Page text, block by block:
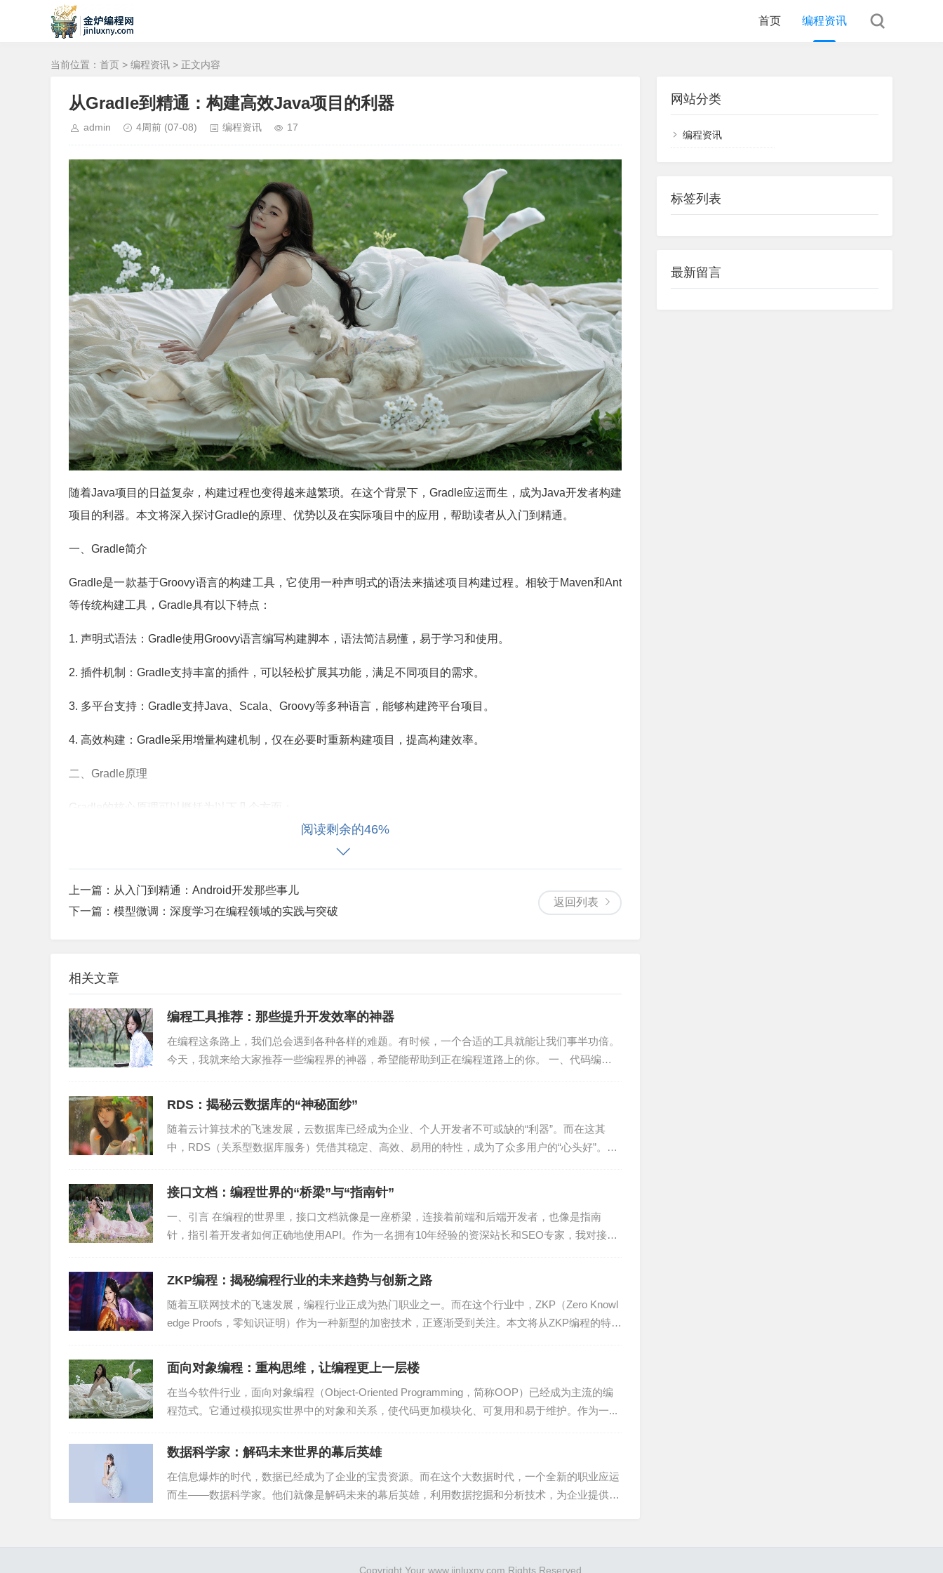
首页 编程资讯
当前位置： 首页 > 编程资讯 > 正文内容
从Gradle到精通：构建高效Java项目的利器
admin 4周前 (07-08) 编程资讯 17
随着Java项目的日益复杂，构建过程也变得越来越繁琐。在这个背景下，Gradle应运而生，成为Java开发者构建
项目的利器。本文将深入探讨Gradle的原理、优势以及在实际项目中的应用，帮助读者从入门到精通。
一、Gradle简介
Gradle是一款基于Groovy语言的构建工具，它使用一种声明式的语法来描述项目构建过程。相较于Maven和Ant
等传统构建工具，Gradle具有以下特点：
1. 声明式语法：Gradle使用Groovy语言编写构建脚本，语法简洁易懂，易于学习和使用。
2. 插件机制：Gradle支持丰富的插件，可以轻松扩展其功能，满足不同项目的需求。
3. 多平台支持：Gradle支持Java、Scala、Groovy等多种语言，能够构建跨平台项目。
4. 高效构建：Gradle采用增量构建机制，仅在必要时重新构建项目，提高构建效率。
二、Gradle原理
Gradle的核心原理可以概括为以下几个方面：
3. 依赖管理：Gradle通过配置文件管理项目依赖，支持本地依赖、远程依赖等多种依赖方式。
三、Gradle优势
相较于其他构建工具，Gradle具有以下优势：
1. 简洁易懂：Gradle使用Groovy语言编写构建脚本，语法简洁易懂，易于学习和使用。
3. 丰富的插件：Gradle支持丰富的插件，可以轻松扩展其功能，满足不同项目的需求。
4. 跨平台支持：Gradle支持Java、Scala、Groovy等多种语言，能够构建跨平台项目。
以下是一些Gradle在实际项目中的应用场景：
1. 项目构建：使用Gradle构建Java项目，包括编译、打包、测试等任务。
2. 依赖管理：通过Gradle配置文件管理项目依赖，支持本地依赖、远程依赖等多种依赖方式。
3. 插件扩展：使用Gradle插件扩展构建功能，如集成持续集成工具、生成文档等。
五、总结
Gradle作为一款优秀的构建工具，在Java项目中具有广泛的应用。通过本文的介绍，相信读者对Gradle有了更深
有所帮助。
阅读剩余的46%
返回列表
上一篇： 从入门到精通：Android开发那些事儿
下一篇： 模型微调：深度学习在编程领域的实践与突破
相关文章
编程工具推荐：那些提升开发效率的神器
在编程这条路上，我们总会遇到各种各样的难题。有时候，一个合适的工具就能让我们事半功倍。
今天，我就来给大家推荐一些编程界的神器，希望能帮助到正在编程道路上的你。 一、代码编辑
RDS：揭秘云数据库的“神秘面纱”
随着云计算技术的飞速发展，云数据库已经成为企业、个人开发者不可或缺的“利器”。而在这其
中，RDS（关系型数据库服务）凭借其稳定、高效、易用的特性，成为了众多用户的“心头好”。今
接口文档：编程世界的“桥梁”与“指南针”
一、引言 在编程的世界里，接口文档就像是一座桥梁，连接着前端和后端开发者，也像是指南
针，指引着开发者如何正确地使用API。作为一名拥有10年经验的资深站长和SEO专家，我对接口
ZKP编程：揭秘编程行业的未来趋势与创新之路
随着互联网技术的飞速发展，编程行业正成为热门职业之一。而在这个行业中，ZKP（Zero Knowl
edge Proofs，零知识证明）作为一种新型的加密技术，正逐渐受到关注。本文将从ZKP编程的特
面向对象编程：重构思维，让编程更上一层楼
在当今软件行业，面向对象编程（Object-Oriented Programming，简称OOP）已经成为主流的编
程范式。它通过模拟现实世界中的对象和关系，使代码更加模块化、可复用和易于维护。作为一...
数据科学家：解码未来世界的幕后英雄
在信息爆炸的时代，数据已经成为了企业的宝贵资源。而在这个大数据时代，一个全新的职业应运
而生——数据科学家。他们就像是解码未来的幕后英雄，利用数据挖掘和分析技术，为企业提供决
网站分类
编程资讯
标签列表
最新留言
Copyright Your www.jinluxny.com Rights Reserved.